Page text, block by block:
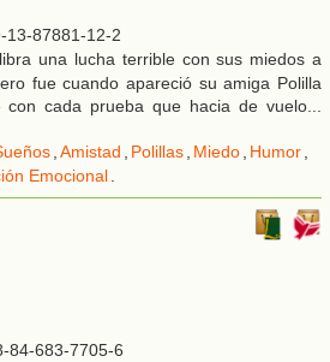
13-87881-12-2
una lucha terrible con sus miedos a
fue cuando apareció su amiga Polilla
con cada prueba que hacia de vuelo...
,Amistad , Polillas, Miedo, Humor,
Emocional.
84-683-7705-6